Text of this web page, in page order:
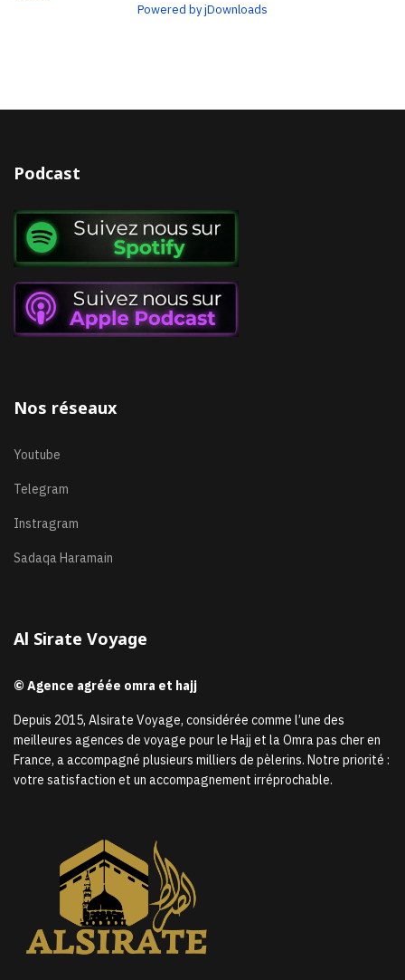
Powered by jDownloads
Podcast
Nos réseaux
Youtube
Telegram
Instragram
Sadaqa Haramain
Al Sirate Voyage
© Agence agréée omra et hajj
Depuis 2015, Alsirate Voyage, considérée comme l’une des
meilleures agences de voyage pour le Hajj et la Omra pas cher en
France, a accompagné plusieurs milliers de pèlerins. Notre priorité :
votre satisfaction et un accompagnement irréprochable.